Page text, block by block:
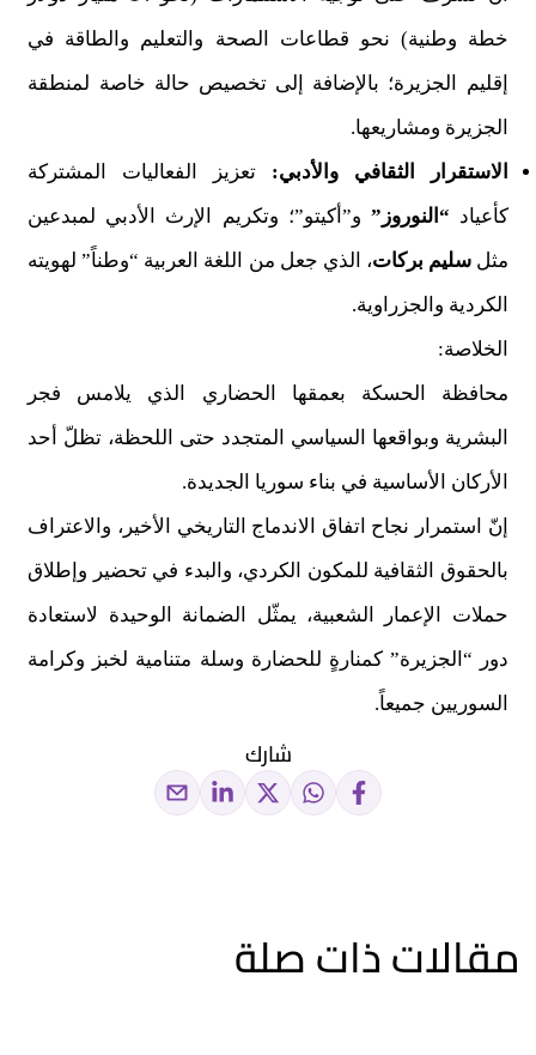
خطة وطنية) نحو قطاعات الصحة والتعليم والطاقة في
إقليم الجزيرة؛ بالإضافة إلى تخصيص حالة خاصة لمنطقة
الجزيرة ومشاريعها.
الاستقرار الثقافي والأدبي: تعزيز الفعاليات المشتركة
كأعياد “النوروز” و”أكيتو”؛ وتكريم الإرث الأدبي لمبدعين
مثلسليم بركات، الذي جعل من اللغة العربية “وطناً” لهويته
الكردية والجزراوية.
الخلاصة:
محافظة الحسكة بعمقها الحضاري الذي يلامس فجر
البشرية وبواقعها السياسي المتجدد حتى اللحظة، تظلّ أحد
الأركان الأساسية في بناء سوريا الجديدة.
إنّ استمرار نجاح اتفاق الاندماج التاريخي الأخير، والاعتراف
بالحقوق الثقافية للمكون الكردي، والبدء في تحضير وإطلاق
حملات الإعمار الشعبية، يمثّل الضمانة الوحيدة لاستعادة
دور “الجزيرة” كمنارةٍ للحضارة وسلة متنامية لخبز وكرامة
السوريين جميعاً.
شارك
مقالات ذات صلة